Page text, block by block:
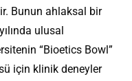
Bunun ahlaksal bir
ulusal
“Bioetics Bowl”
için klinik deneyler